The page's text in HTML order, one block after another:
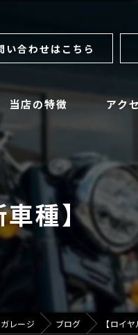
い合わせはこちら
当店の特徴
サンダーモーターサイクルズ
ロイヤルエンフィールド
マットモーターサイクル
カフェ
アク
車種】
レージ ブログ 【ロイ